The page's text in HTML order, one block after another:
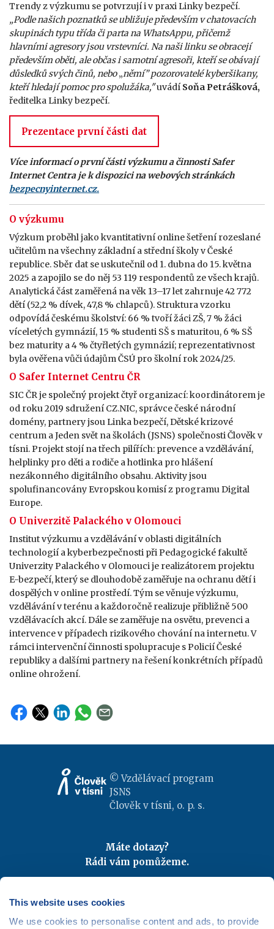
This website uses cookies
We use cookies to personalise content and ads, to provide
Trendy z výzkumu se potvrzují i v praxi Linky bezpečí.
„Podle našich poznatků se ubližuje především v chatovacích
skupinách typu třída či parta na WhatsAppu, přičemž
hlavními agresory jsou vrstevníci. Na naši linku se obracejí
především oběti, ale občas i samotní agresoři, kteří se obávají
důsledků svých činů, nebo„němí” pozorovatelé kyberšikany,
kteří hledají pomoc pro spolužáka,"uvádí Soňa Petrášková,
ředitelka Linky bezpečí.
Prezentace první části dat
Více informací o první části výzkumu a činnosti Safer
Internet Centra je k dispozici na webových stránkách
bezpecnyinternet.cz.
O výzkumu
Výzkum proběhl jako kvantitativní online šetření rozeslané
učitelům na všechny základní a střední školy v České
republice. Sběr dat se uskutečnil od 1. dubna do 15. května
2025 a zapojilo se do něj 53 119 respondentů ze všech krajů.
Analytická část zaměřená na věk 13–17 let zahrnuje 42 772
dětí (52,2 % dívek, 47,8 % chlapců). Struktura vzorku
odpovídá českému školství: 66 % tvoří žáci ZŠ, 7 % žáci
víceletých gymnázií, 15 % studenti SŠ s maturitou, 6 % SŠ
bez maturity a 4 % čtyřletých gymnázií; reprezentativnost
byla ověřena vůči údajům ČSÚ pro školní rok 2024/25.
O Safer Internet Centru ČR
SIC ČR je společný projekt čtyř organizací: koordinátorem je
od roku 2019 sdružení CZ.NIC, správce české národní
domény, partnery jsou Linka bezpečí, Dětské krizové
centrum a Jeden svět na školách (JSNS) společnosti Člověk v
tísni. Projekt stojí na třech pilířích: prevence a vzdělávání,
helplinky pro děti a rodiče a hotlinka pro hlášení
nezákonného digitálního obsahu. Aktivity jsou
spolufinancovány Evropskou komisí z programu Digital
Europe.
O Univerzitě Palackého v Olomouci
Institut výzkumu a vzdělávání v oblasti digitálních
technologií a kyberbezpečnosti při Pedagogické fakultě
Univerzity Palackého v Olomouci je realizátorem projektu
E-bezpečí, který se dlouhodobě zaměřuje na ochranu dětí i
dospělých v online prostředí. Tým se věnuje výzkumu,
vzdělávání v terénu a každoročně realizuje přibližně 500
vzdělávacích akcí. Dále se zaměřuje na osvětu, prevenci a
intervence v případech rizikového chování na internetu. V
rámci intervenční činnosti spolupracuje s Policií České
republiky a dalšími partnery na řešení konkrétních případů
online ohrožení.
© Vzdělávací program
JSNS
Člověk v tísni, o. p. s.
Máte dotazy?
Rádi vám pomůžeme.
Odebírejte newslettery
Mapa webu |Kariéra